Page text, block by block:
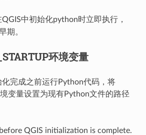
QGIS中初始化python时立即执行，
期。
环境变量
化完成之前运行Python代码，将
变量设置为现有Python文件的路径
QGIS initialization is complete.